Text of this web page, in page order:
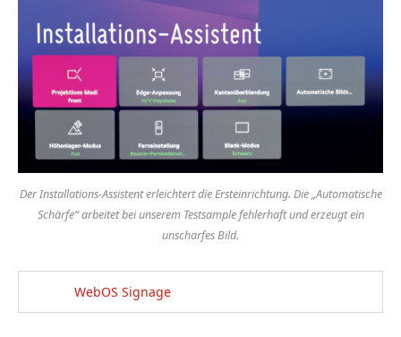
Der Installations-Assistent erleichtert die Ersteinrichtung. Die „Automatische
Schärfe“ arbeitet bei unserem Testsample fehlerhaft und erzeugt ein
unscharfes Bild.
WebOS Signage